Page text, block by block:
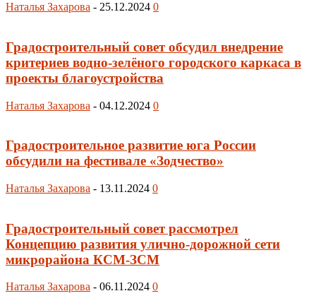
Наталья Захарова - 25.12.2024 0
Градостроительный совет обсудил внедрение
критериев водно-зелёного городского каркаса в
проекты благоустройства
Наталья Захарова - 04.12.2024 0
Градостроительное развитие юга России
обсудили на фестивале «Зодчество»
Наталья Захарова - 13.11.2024 0
Градостроительный совет рассмотрел
Концепцию развития улично-дорожной сети
микрорайона КСМ-ЗСМ
Наталья Захарова - 06.11.2024 0